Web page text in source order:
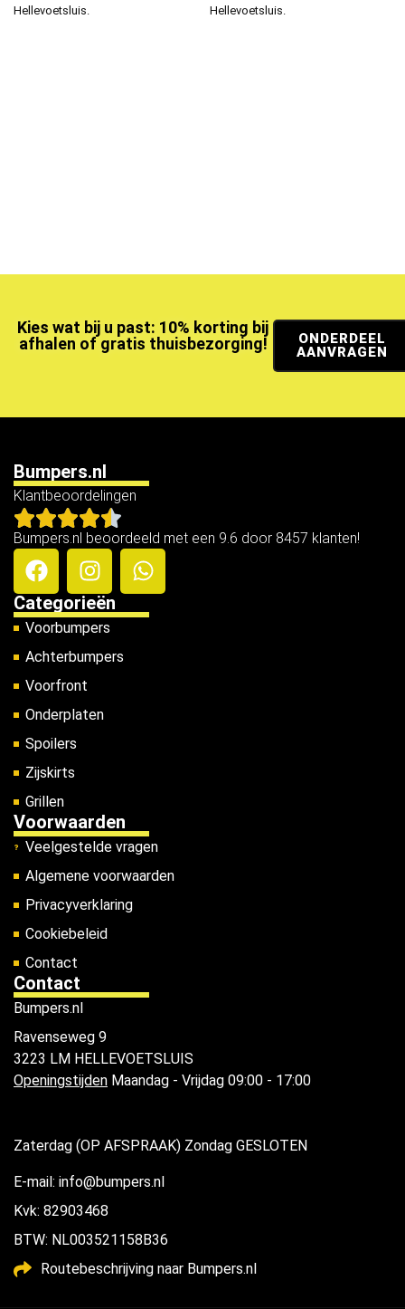
Hellevoetsluis.
Hellevoetsluis.
Kies wat bij u past: 10% korting bij
afhalen of gratis thuisbezorging!
ONDERDEEL
AANVRAGEN
Bumpers.nl
Klantbeoordelingen
Bumpers.nl beoordeeld met een 9.6 door 8457 klanten!
Categorieën
Voorbumpers
Achterbumpers
Voorfront
Onderplaten
Spoilers
Zijskirts
Grillen
Voorwaarden
Veelgestelde vragen
Algemene voorwaarden
Privacyverklaring
Cookiebeleid
Contact
Contact
Bumpers.nl
Ravenseweg 9
3223 LM HELLEVOETSLUIS
Openingstijden Maandag - Vrijdag 09:00 - 17:00
Zaterdag (OP AFSPRAAK) Zondag GESLOTEN
E-mail: info@bumpers.nl
Kvk: 82903468
BTW: NL003521158B36
Routebeschrijving naar Bumpers.nl